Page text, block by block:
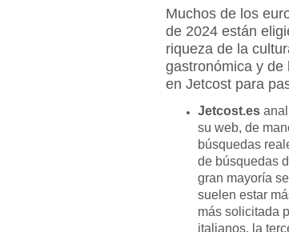
Muchos de los
de 2024 están
riqueza de la
gastronómica y
en Jetcost para
Jetcost.es
su web, de
búsquedas
de búsquedas
gran mayoría
suelen estar
más solicitada
italianos, la